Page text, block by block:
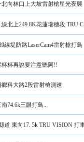
北向林口上大坡雷射槍星光夜襲
線北上249.8K花蓮瑞穗段 TRU
線堤防路LaserCam4雷射槍打鳥
杯杯再說要注意聽阿!!
鄉科大路2段雷射槍測速
南74.6k三眼打鳥...
道 東向17. 5k TRU VISION 打